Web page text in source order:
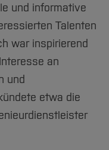
und informative
Talenten
war inspirierend
an
und
etwa die